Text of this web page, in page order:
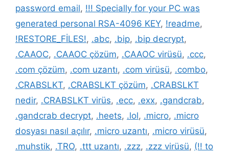
password email, !!! Specially for your PC was
generated personal RSA-4096 KEY, !readme,
!RESTORE_FİLES!, .abc, .bip, .bip decrypt,
.CAAOC, .CAAOC çözüm, .CAAOC virüsü, .ccc,
.com çözüm, .com uzantı, .com virüsü, .combo,
.CRABSLKT, .CRABSLKT çözüm, .CRABSLKT
nedir, .CRABSLKT virüs, .ecc, .exx, .gandcrab,
.gandcrab decrypt, .heets, .lol, .micro, .micro
dosyası nasıl açılır, .micro uzantı, .micro virüsü,
.muhstik, .TRO, .ttt uzantı, .zzz, .zzz virüsü, (!! to